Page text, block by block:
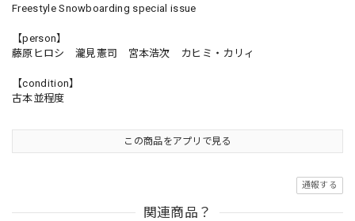
Freestyle Snowboarding special issue
【person】
藤原ヒロシ 瀧見憲司 宮本浩次 カヒミ・カリィ
【condition】
古本並程度
この商品をアプリで見る
通報する
関連商品？